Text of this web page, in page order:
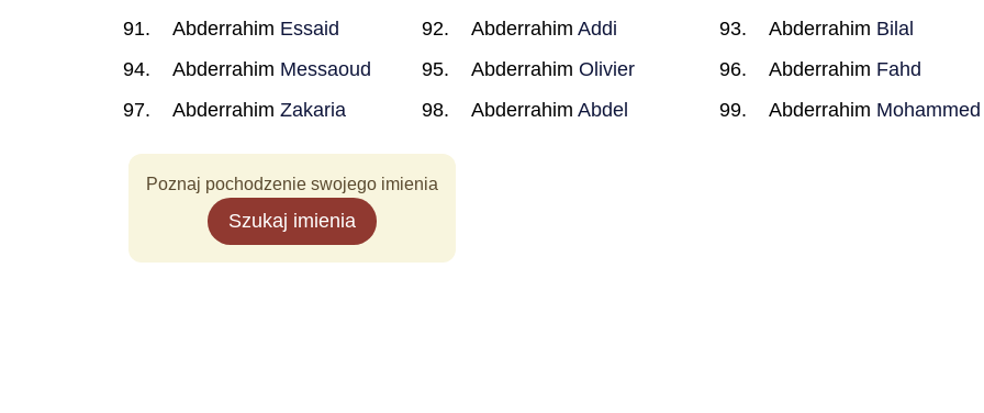
Abderrahim Essaid Abderrahim Addi Abderrahim Bilal
Abderrahim Messaoud Abderrahim Olivier Abderrahim Fahd
Abderrahim Zakaria Abderrahim Abdel Abderrahim Mohammed
Poznaj pochodzenie swojego imienia
Szukaj imienia